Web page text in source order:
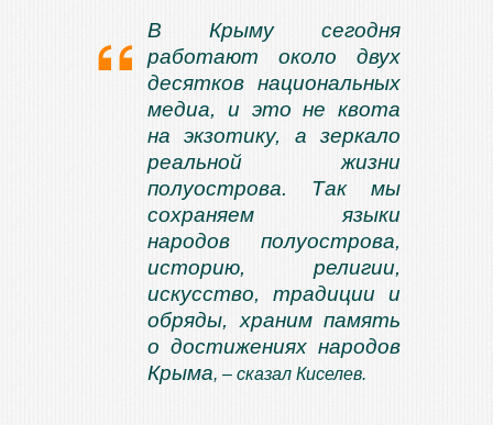
В Крыму сегодня
работают около двух
десятков национальных
медиа, и это не квота
на экзотику, а зеркало
реальной жизни
полуострова. Так мы
сохраняем языки
народов полуострова,
историю, религии,
искусство, традиции и
обряды, храним память
о достижениях народов
Крыма, – сказал Киселев.